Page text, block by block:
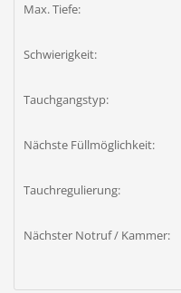
Max. Tiefe:
Schwierigkeit:
Tauchgangstyp:
Nächste Füllmöglichkeit:
Tauchregulierung:
Nächster Notruf / Kammer: